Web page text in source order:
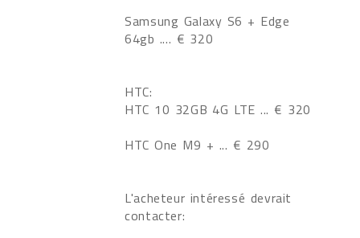
Samsung Galaxy S6 + Edge
64gb .... € 320
HTC:
HTC 10 32GB 4G LTE ... € 320
HTC One M9 + ... € 290
L'acheteur intéressé devrait
contacter: